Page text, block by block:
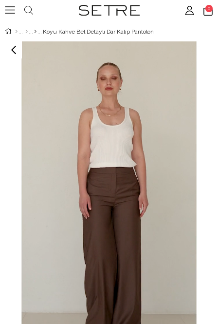
0
Koyu Kahve Bel Detaylı Dar Kalıp Pantolon